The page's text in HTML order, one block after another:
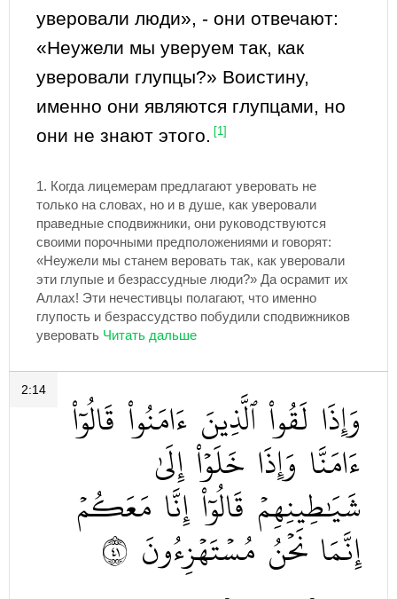
уверовали люди», - они отвечают:
«Неужели мы уверуем так, как
уверовали глупцы?» Воистину,
именно они являются глупцами, но
они не знают этого.
[1]
1. Когда лицемерам предлагают уверовать не
только на словах, но и в душе, как уверовали
праведные сподвижники, они руководствуются
своими порочными предположениями и говорят:
«Неужели мы станем веровать так, как уверовали
эти глупые и безрассудные люди?» Да осрамит их
Аллах! Эти нечестивцы полагают, что именно
глупость и безрассудство побудили сподвижников
уверовать
2:14 وَإِذَا لَقُواْ ٱلَّذِينَ ءَامَنُواْ قَالُوٓاْ
ءَامَنَّا وَإِذَا خَلَوۡاْ إِلَىٰ
شَيَٰطِينِهِمۡ قَالُوٓاْ إِنَّا مَعَكُمۡ
إِنَّمَا نَحۡنُ مُسۡتَهۡزِءُونَ ١٤